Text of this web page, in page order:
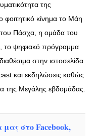
της
κίνημα το Μάη
του Πάσχα, η ομάδα του
το ψηφιακό πρόγραμμα
στην ιστοσελίδα
και εκδηλώσεις καθώς
της Μεγάλης εβδομάδας.
στο Facebook,